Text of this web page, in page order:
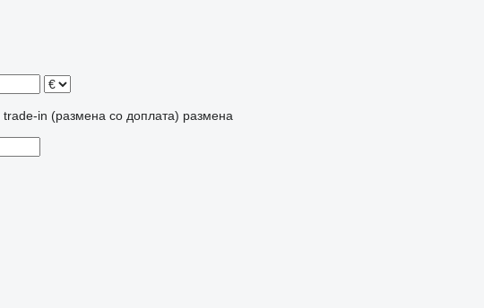
trade-in (размена со доплата) размена